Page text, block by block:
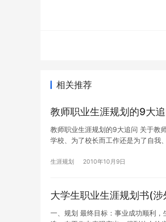
相关推荐
教师职业生涯规划的9大
教师职业生涯规划的9大追问 关于教
学校、为了校长而工作还是为了自我
生涯规划 2010年10月9日
大学生职业生涯规划书(涉
一、规划 最终目标：事业成功顺利